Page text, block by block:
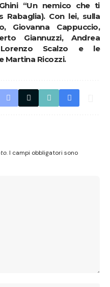
“Un nemico che ti
Rabaglia). Con lei, sulla
Giovanna Cappuccio,
Giannuzzi, Andrea
Scalzo e le
Martina Ricozzi.
I campi obbligatori sono